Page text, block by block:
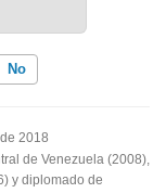
No
ayudó
2018
de Venezuela (2008),
y diplomado de